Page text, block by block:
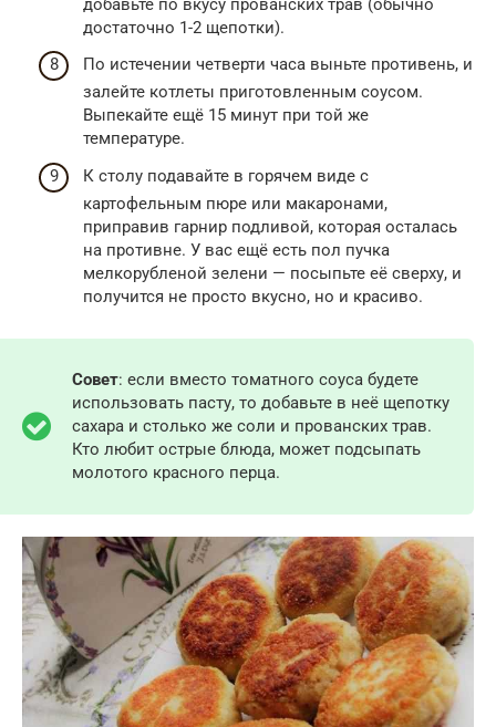
добавьте по вкусу прованских трав (обычно
достаточно 1-2 щепотки).
По истечении четверти часа выньте противень, и
залейте котлеты приготовленным соусом.
Выпекайте ещё 15 минут при той же
температуре.
К столу подавайте в горячем виде с
картофельным пюре или макаронами,
приправив гарнир подливой, которая осталась
на противне. У вас ещё есть пол пучка
мелкорубленой зелени — посыпьте её сверху, и
получится не просто вкусно, но и красиво.
Совет: если вместо томатного соуса будете
использовать пасту, то добавьте в неё щепотку
сахара и столько же соли и прованских трав.
Кто любит острые блюда, может подсыпать
молотого красного перца.